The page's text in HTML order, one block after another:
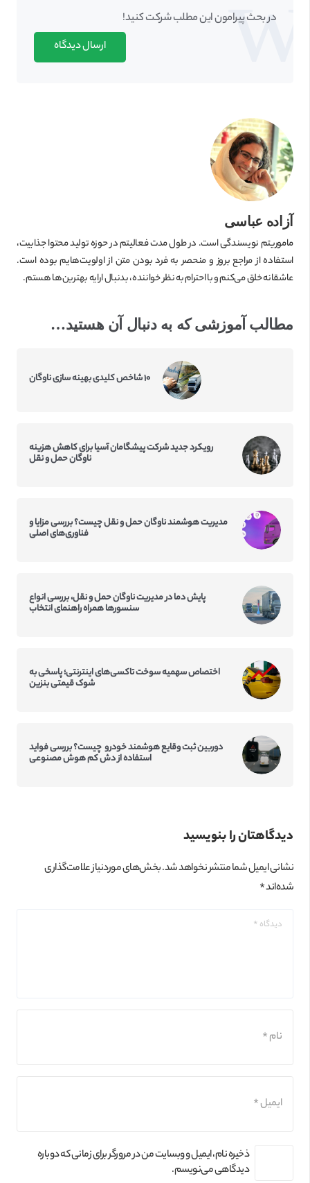
در بحث‌‌ پیرامون این مطلب شرکت کنید!
ارسال دیدگاه
آزاده عباسی
ماموریتم نویسندگی است. در طول مدت فعالیتم در حوزه تولید محتوا جذابیت،
استفاده از مراجع بروز و منحصر به فرد بودن متن از اولویت‌هایم بوده است.
عاشقانه خلق می‌کنم و با احترام به نظر خواننده، بدنبال ارایه بهترین‌ها هستم.
مطالب آموزشی که به دنبال آن هستید…
۱۰ شاخص کلیدی بهینه سازی ناوگان
رویکرد جدید شرکت پیشگامان آسیا برای کاهش هزینه
ناوگان حمل و نقل
مدیریت هوشمند ناوگان حمل و نقل چیست؟ بررسی مزایا و
فناوری‌های اصلی
پایش دما در مدیریت ناوگان حمل و نقل، بررسی انواع
سنسورها همراه راهنمای انتخاب
اختصاص سهمیه سوخت تاکسی‌‌های اینترنتی؛ پاسخی به
شوک قیمتی بنزین
دوربین ثبت وقایع هوشمند خودرو چیست؟ بررسی فواید
استفاده از دش کم‌ هوش مصنوعی
دیدگاهتان را بنویسید
نشانی ایمیل شما منتشر نخواهد شد.بخش‌های موردنیاز علامت‌گذاری
شده‌اند*
ذخیره نام، ایمیل و وبسایت من در مرورگر برای زمانی که دوباره
دیدگاهی می‌نویسم.